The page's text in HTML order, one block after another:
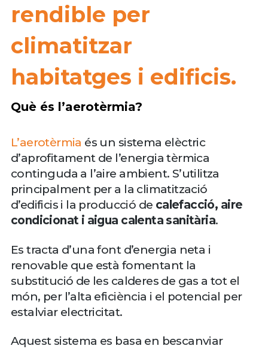
rendible per
climatitzar
habitatges i edificis.
Què és l’aerotèrmia?
L’aerotèrmia és un sistema elèctric
d’aprofitament de l’energia tèrmica
continguda a l’aire ambient. S’utilitza
principalment per a la climatització
d’edificis i la producció de calefacció, aire
condicionat i aigua calenta sanitària.
Es tracta d’una font d’energia neta i
renovable que està fomentant la
substitució de les calderes de gas a tot el
món, per l’alta eficiència i el potencial per
estalviar electricitat.
Aquest sistema es basa en bescanviar